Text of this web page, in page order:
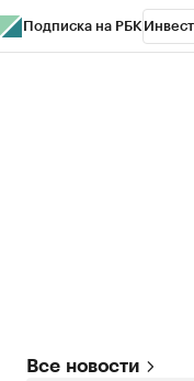
Подписка на РБК
Все новости